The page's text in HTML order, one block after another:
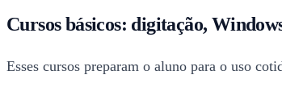
Cursos básicos: digitação,
Esses cursos preparam o aluno para o uso